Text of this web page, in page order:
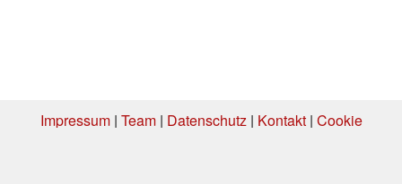
Impressum| Team| Datenschutz| Kontakt| Cookie